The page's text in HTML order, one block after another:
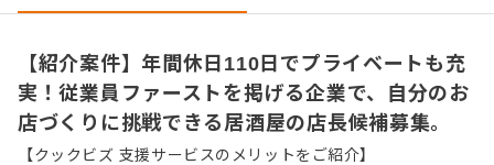
【紹介案件】年間休日110日でプライベートも充
実！従業員ファーストを掲げる企業で、自分のお
店づくりに挑戦できる居酒屋の店長候補募集。
【クックビズ 支援サービスのメリットをご紹介】